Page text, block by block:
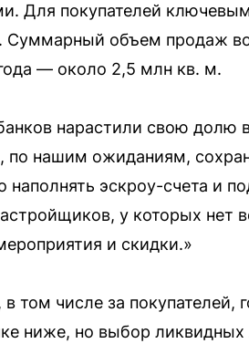
Для покупателей
Суммарный объем продаж
— около 2,5 млн кв. м.
нарастили свою долю
по нашим ожиданиям,
эскроу-счета и
у которых нет
и скидки.»
том числе за покупателей,
ниже, но выбор ликвидных